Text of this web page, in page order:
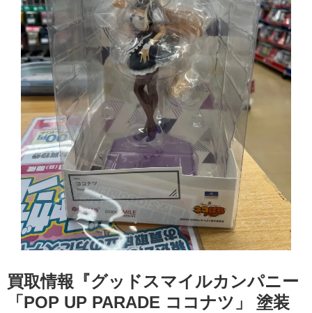
買取情報『グッドスマイルカンパニー
「POP ​UP ​PARADE ​ココナツ」 塗装